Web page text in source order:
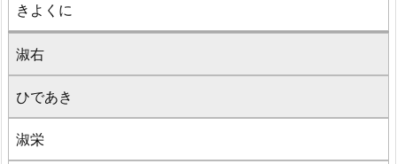
きよくに
淑右
ひであき
淑栄